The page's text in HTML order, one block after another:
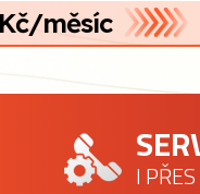
měsíc
I